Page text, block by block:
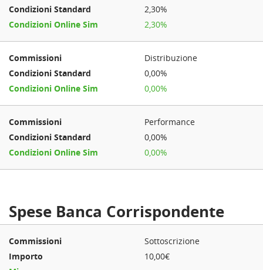
2,30%
2,30%
Distribuzione
0,00%
0,00%
Performance
0,00%
0,00%
Spese Banca Corrispondente
Sottoscrizione
10,00€